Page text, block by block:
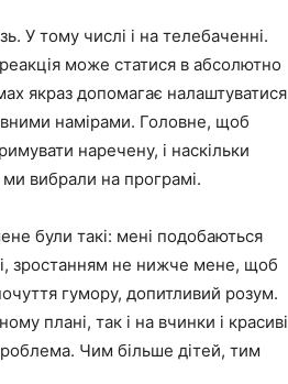
У тому числі і на телебаченні.
може статися в абсолютно
якраз допомагає налаштуватися
намірами. Головне, щоб
наречену, і наскільки
ми вибрали на програмі.
були такі: мені подобаються
зростанням не нижче мене, щоб
гумору, допитливий розум.
плані, так і на вчинки і красиві
Чим більше дітей, тим